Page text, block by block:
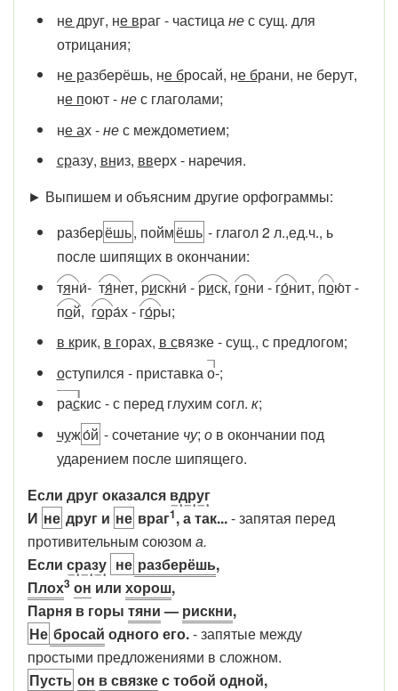
не друг, не враг - частица нес сущ. для
отрицания;
не разберёшь, не бросай, не брани, не берут,
не поют -нес глаголами;
не ах -нес междометием;
сразу, вниз, вверх - наречия.
► Выпишем и объясним другие орфограммы:
разберёшь, поймёшь - глагол 2 л.,ед.ч., ь
после шипящих в окончании:
тяни́- тя́нет, рискни́ -риск, гони -го́нит, пою́т -
пой, гора́х -го́ры;
в крик, в горах, в связке - сущ., с предлогом;
оступился - приставка о-;
раскис - с перед глухим согл. к;
чужо́й - сочетание чу; ов окончании под
ударением после шипящего.
Если друг оказался вдруг
И не друг и не враг1, а так...- запятая перед
противительным союзом а.
Если сразу не разберёшь,
Плох3 он или хорош,
Парня в горы тяни— рискни,
Не бросай одного его.- запятые между
простыми предложениями в сложном.
Пусть он в связкес тобой одной,